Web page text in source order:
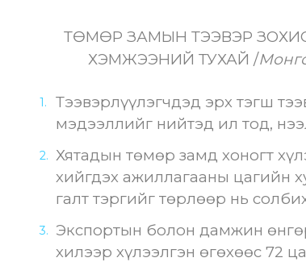
ТӨМӨР ЗАМЫН ТЭЭВЭР
ХЭМЖЭЭНИЙ ТУХАЙ /
Тээвэрлүүлэгчдэд эрх тэгш
мэдээллийг нийтэд ил тод,
Хятадын төмөр замд хоногт
хийгдэх ажиллагааны цагийн
галт тэргийг төрлөөр нь
Экспортын болон дамжин
хилээр хүлээлгэн өгөхөөс 72